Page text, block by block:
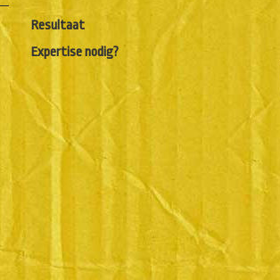
Resultaat
Expertise nodig?